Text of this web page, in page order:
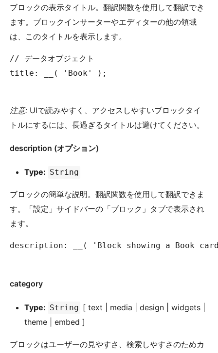
ブロックの表示タイトル。翻訳関数を使用して翻訳でき
ます。ブロックインサーターやエディターの他の領域
は、このタイトルを表示します。
// データオブジェクト
title: __( 'Book' );
注意: UIで読みやすく、アクセスしやすいブロックタイ
トルにするには、長過ぎるタイトルは避けてください。
description (オプション)
Type: String
ブロックの簡単な説明。翻訳関数を使用して翻訳できま
す。「設定」サイドバーの「ブロック」タブで表示され
ます。
description: __( 'Block showing a Book
category
Type: String [ text | media | design | widgets |
theme | embed ]
ブロックはユーザーの見やすさ、検索しやすさのためカ